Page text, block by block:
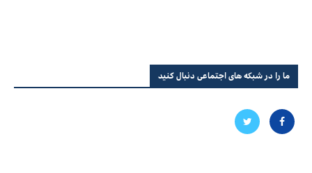
ما را در شبکه های اجتماعی دنبال کنید